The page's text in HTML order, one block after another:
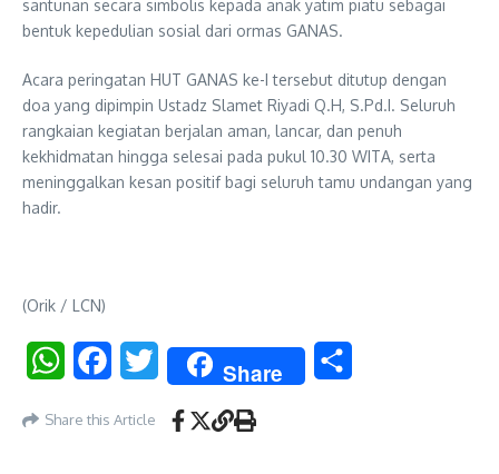
santunan secara simbolis kepada anak yatim piatu sebagai
bentuk kepedulian sosial dari ormas GANAS.
Acara peringatan HUT GANAS ke-I tersebut ditutup dengan
doa yang dipimpin Ustadz Slamet Riyadi Q.H, S.Pd.I. Seluruh
rangkaian kegiatan berjalan aman, lancar, dan penuh
kekhidmatan hingga selesai pada pukul 10.30 WITA, serta
meninggalkan kesan positif bagi seluruh tamu undangan yang
hadir.
(Orik / LCN)
WhatsAppFacebookTwitter Share
Share this Article